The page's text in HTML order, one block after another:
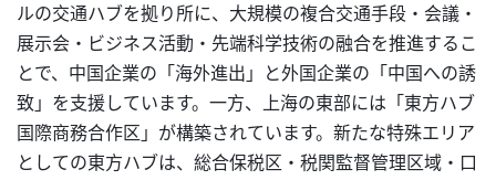
ルの交通ハブを拠り所に、大規模の複合交通手段・会議・
展示会・ビジネス活動・先端科学技術の融合を推進するこ
とで、中国企業の「海外進出」と外国企業の「中国への誘
致」を支援しています。一方、上海の東部には「東方ハブ
国際商務合作区」が構築されています。新たな特殊エリア
としての東方ハブは、総合保税区・税関監督管理区域・口